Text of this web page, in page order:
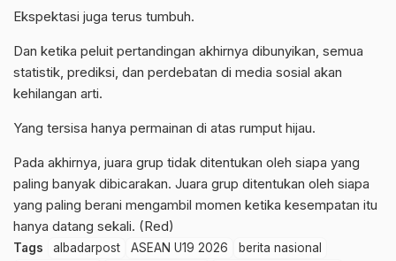
Ekspektasi juga terus tumbuh.
Dan ketika peluit pertandingan akhirnya dibunyikan, semua
statistik, prediksi, dan perdebatan di media sosial akan
kehilangan arti.
Yang tersisa hanya permainan di atas rumput hijau.
Pada akhirnya, juara grup tidak ditentukan oleh siapa yang
paling banyak dibicarakan. Juara grup ditentukan oleh siapa
yang paling berani mengambil momen ketika kesempatan itu
hanya datang sekali. (Red)
Tags albadarpost ASEAN U19 2026
berita nasional